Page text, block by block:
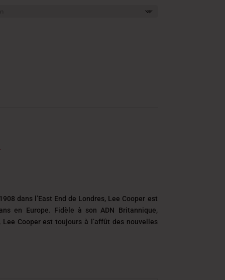
43.200
dans l’East End de Londres, Lee Cooper est
en Europe. Fidèle à son ADN Britannique,
Cooper est toujours à l’affût des nouvelles